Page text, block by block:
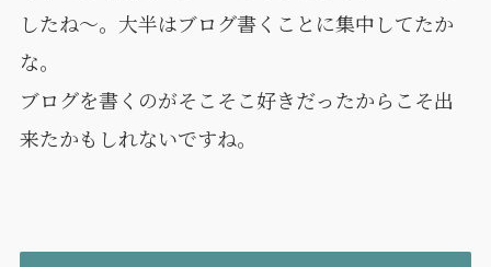
したね〜。大半はブログ書くことに集中してたか
な。
ブログを書くのがそこそこ好きだったからこそ出
来たかもしれないですね。